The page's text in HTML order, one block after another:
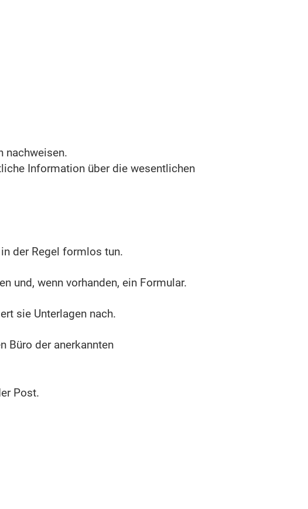
nachweisen.
Information über die wesentlichen
der Regel formlos tun.
und, wenn vorhanden, ein Formular.
sie Unterlagen nach.
Büro der anerkannten
Post.